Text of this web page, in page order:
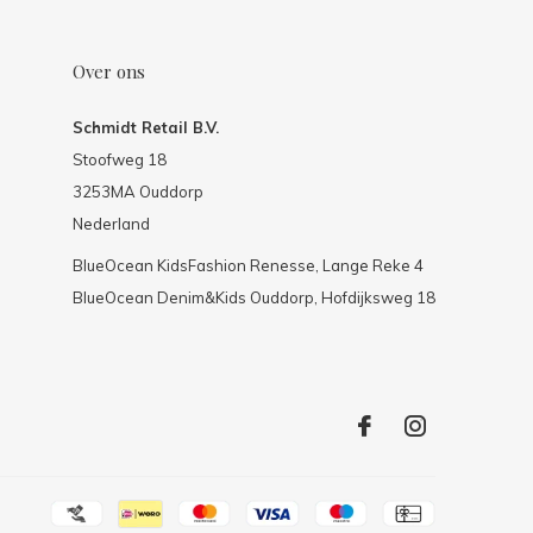
Over ons
Schmidt Retail B.V.
Stoofweg 18
3253MA Ouddorp
Nederland
BlueOcean KidsFashion Renesse, Lange Reke 4
BlueOcean Denim&Kids Ouddorp, Hofdijksweg 18